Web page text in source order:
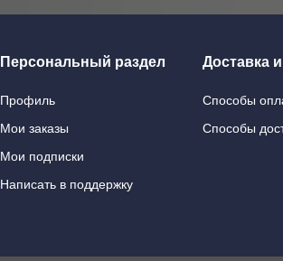
Персональный раздел
Профиль
Мои заказы
Мои подписки
Написать в поддержку
Доставка
Способы
Способы